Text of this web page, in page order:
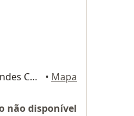
Rua Professor Sílvio José Marcondes Coelho, 166, Guaratinguetá • Mapa
não disponível